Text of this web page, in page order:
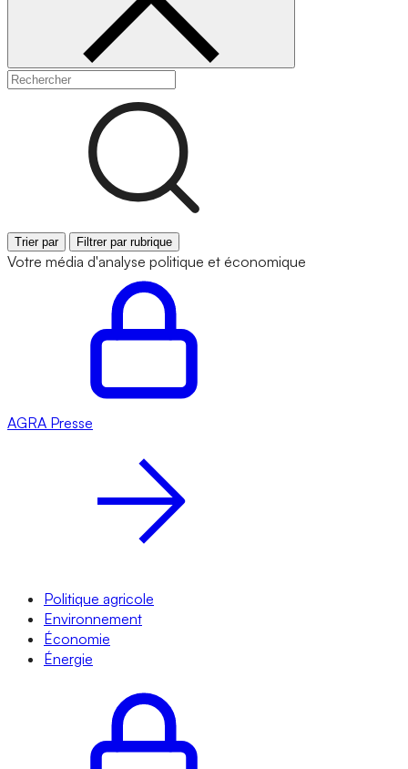
Trier par Filtrer par rubrique
Votre média d'analyse politique et économique
AGRA Presse
Politique agricole
Environnement
Économie
Énergie